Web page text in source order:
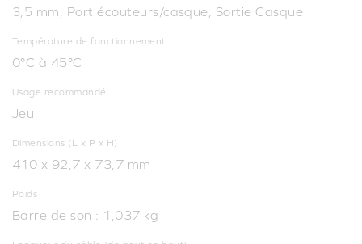
3,5 mm, Port écouteurs/casque, Sortie Casque
Température de fonctionnement
0°C à 45°C
Usage recommandé
Jeu
Dimensions (L x P x H)
410 x 92,7 x 73,7 mm
Poids
Barre de son : 1,037 kg